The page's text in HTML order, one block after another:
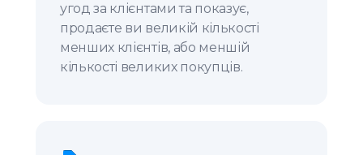
угод за клієнтами та показує,
продаєте ви великій кількості
менших клієнтів, або меншій
кількості великих покупців.